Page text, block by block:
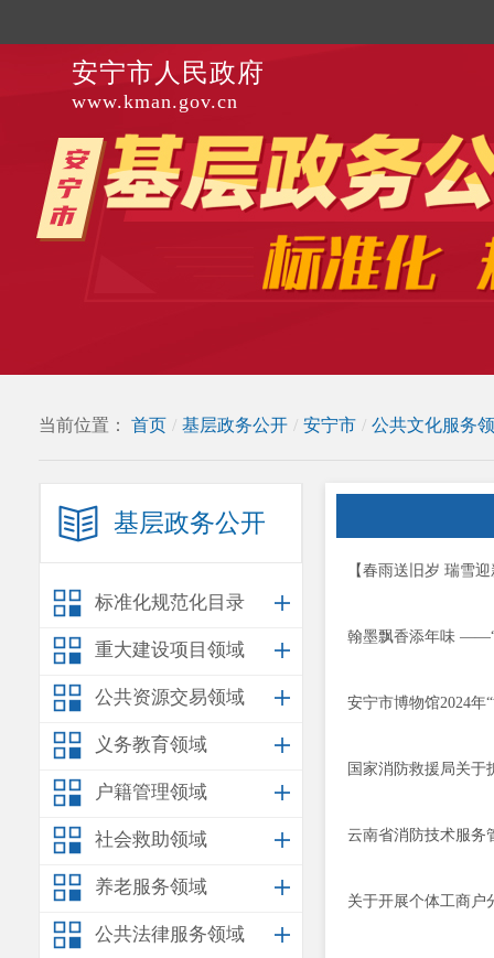
安宁市人民政府
www.kman.gov.cn
当前位置： 首页 / 基层政务公开 / 安宁市 / 公共文化服务
基层政务公开
标准化规范化目录
重大建设项目领域
公共资源交易领域
义务教育领域
户籍管理领域
社会救助领域
养老服务领域
公共法律服务领域
【春雨送旧岁 瑞雪
翰墨飘香添年味
安宁市博物馆2024
国家消防救援局关
云南省消防技术服务
关于开展个体工商户